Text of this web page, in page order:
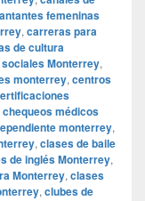
femeninas
, carreras para
de cultura
Monterrey,
monterrey, centros
chequeos médicos
monterrey,
, clases de baile
de inglés Monterrey,
Monterrey, clases
, clubes de